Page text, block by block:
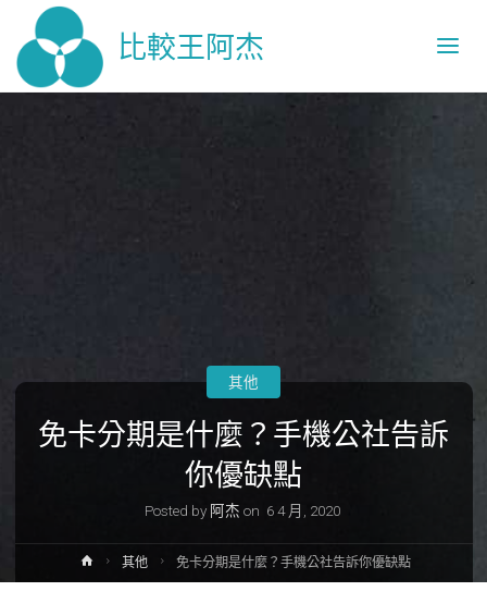
比較王阿杰
免卡分期是什麼？手機公社告訴
你優缺點
Posted by 阿杰 on 6 4 月, 2020
其他
Home其他 免卡分期是什麼？手機公社告訴你優缺點